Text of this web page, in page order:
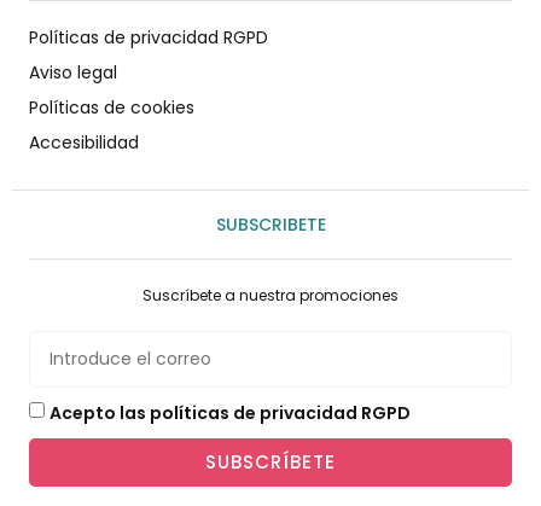
Políticas de privacidad RGPD
Aviso legal
Políticas de cookies
Accesibilidad
SUBSCRIBETE
Suscríbete a nuestra promociones
Acepto las políticas de privacidad RGPD
SUBSCRÍBETE